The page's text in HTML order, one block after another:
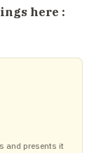
here :
and presents it